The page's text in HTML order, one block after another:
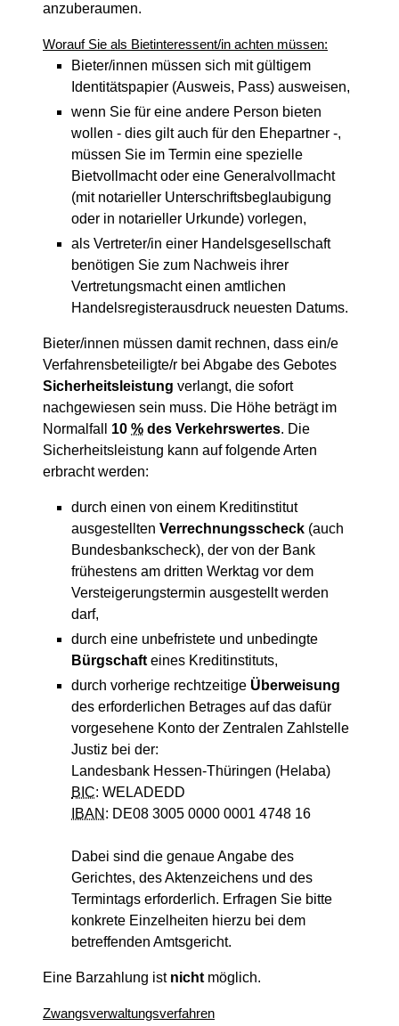
anzuberaumen.
Worauf Sie als Bietinteressent/in achten müssen:
Bieter/innen müssen sich mit gültigem
Identitätspapier (Ausweis, Pass) ausweisen,
wenn Sie für eine andere Person bieten
wollen - dies gilt auch für den Ehepartner -,
müssen Sie im Termin eine spezielle
Bietvollmacht oder eine Generalvollmacht
(mit notarieller Unterschriftsbeglaubigung
oder in notarieller Urkunde) vorlegen,
als Vertreter/in einer Handelsgesellschaft
benötigen Sie zum Nachweis ihrer
Vertretungsmacht einen amtlichen
Handelsregisterausdruck neuesten Datums.
Bieter/innen müssen damit rechnen, dass ein/e
Verfahrensbeteiligte/r bei Abgabe des Gebotes
Sicherheitsleistung verlangt, die sofort
nachgewiesen sein muss. Die Höhe beträgt im
Normalfall 10 % des Verkehrswertes. Die
Sicherheitsleistung kann auf folgende Arten
erbracht werden:
durch einen von einem Kreditinstitut
ausgestellten Verrechnungsscheck (auch
Bundesbankscheck), der von der Bank
frühestens am dritten Werktag vor dem
Versteigerungstermin ausgestellt werden
darf,
durch eine unbefristete und unbedingte
Bürgschaft eines Kreditinstituts,
durch vorherige rechtzeitige Überweisung
des erforderlichen Betrages auf das dafür
vorgesehene Konto der Zentralen Zahlstelle
Justiz bei der:
Landesbank Hessen-Thüringen (Helaba)
BIC: WELADEDD
IBAN : DE08 3005 0000 0001 4748 16
Dabei sind die genaue Angabe des
Gerichtes, des Aktenzeichens und des
Termintags erforderlich. Erfragen Sie bitte
konkrete Einzelheiten hierzu bei dem
betreffenden Amtsgericht.
Eine Barzahlung ist nicht möglich.
Zwangsverwaltungsverfahren